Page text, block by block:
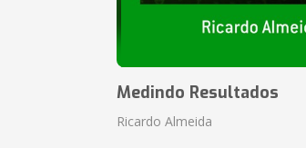
Medindo Resultados
Ricardo Almeida